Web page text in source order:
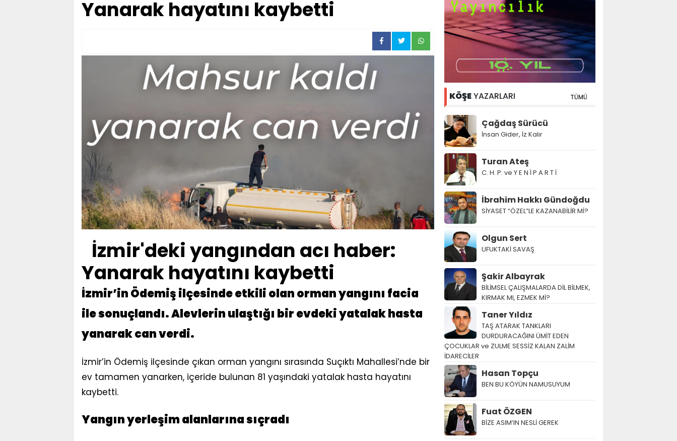
Yanarak hayatını kaybetti
İzmir'deki yangından acı haber:
Yanarak hayatını kaybetti
İzmir’in Ödemiş ilçesinde etkili olan orman yangını facia
ile sonuçlandı. Alevlerin ulaştığı bir evdeki yatalak hasta
yanarak can verdi.
İzmir’in Ödemiş ilçesinde çıkan orman yangını sırasında Suçıktı Mahallesi’nde bir
ev tamamen yanarken, içeride bulunan 81 yaşındaki yatalak hasta hayatını
kaybetti.
Yangın yerleşim alanlarına sıçradı
KÖŞEYAZARLARI TÜMÜ
Çağdaş Sürücü
İnsan Gider, İz Kalır
Turan Ateş
C. H. P. ve Y E N İ P A R T İ
İbrahim Hakkı Gündoğdu
SİYASET “ÖZEL”LE KAZANABİLİR Mİ?
Olgun Sert
UFUKTAKİ SAVAŞ
Şakir Albayrak
BİLİMSEL ÇALIŞMALARDA DİL BİLMEK,
KIRMAK MI, EZMEK Mİ?
Taner Yıldız
TAŞ ATARAK TANKLARI
DURDURACAĞINI ÜMİT EDEN
ÇOCUKLAR ve ZULME SESSİZ KALAN ZALİM
İDARECİLER
Hasan Topçu
BEN BU KÖYÜN NAMUSUYUM
Fuat ÖZGEN
BİZE ASIM’IN NESLİ GEREK